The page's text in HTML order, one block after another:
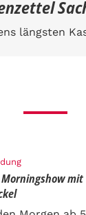
längsten